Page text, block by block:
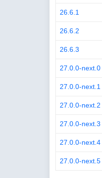
26.6.1
26.6.2
26.6.3
27.0.0-next.0
27.0.0-next.1
27.0.0-next.2
27.0.0-next.3
27.0.0-next.4
27.0.0-next.5